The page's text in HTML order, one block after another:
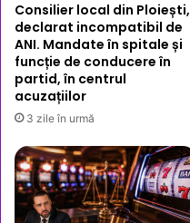
Consilier local din Ploiești,
declarat incompatibil de
ANI. Mandate în spitale și
funcție de conducere în
partid, în centrul
acuzațiilor
3 zile în urmă